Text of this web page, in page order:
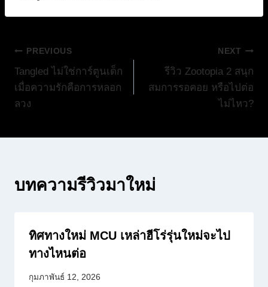
แนะแนว
เรื่อง
PREVIOUS
Tangled ไม่ใช่การ์ตูนเด็ก
เมื่อความรักคือการหลอก
ลวง
NEXT
รีวิว Zootopia 2 สนุก
สมการรอคอย หรือไปต่อ
ไม่ไหว?
บทความรีวิวมาใหม่
ทิศทางใหม่ MCU เหล่าฮีโร่รุ่นใหม่จะไป
ทางไหนต่อ
กุมภาพันธ์ 12, 2026